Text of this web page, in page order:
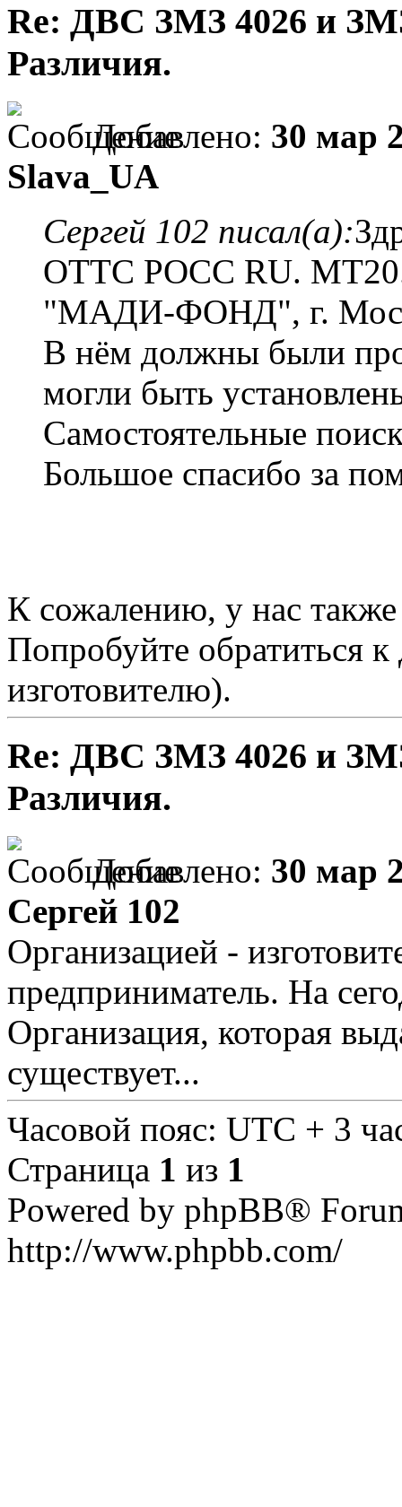
Re: ДВС ЗМЗ 4026 и
Различия.
Добавлено: 30 мар
Slava_UA
Сергей 102 писал(а):
ОТТС РОСС RU.
"МАДИ-ФОНД", г.
В нём должны были
могли быть
Самостоятельные
Большое спасибо за
К сожалению, у нас
Попробуйте обратиться
изготовителю).
Re: ДВС ЗМЗ 4026 и
Различия.
Добавлено: 30 мар
Сергей 102
Организацией -
предприниматель. На
Организация, которая
существует...
Часовой пояс: UTC + 3
Страница 1 из 1
Powered by phpBB®
http://www.phpbb.com/